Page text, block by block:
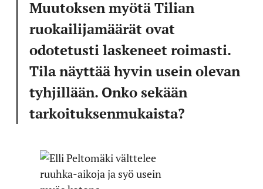
Muutoksen myötä Tilian
ruokailijamäärät ovat
odotetusti laskeneet roimasti.
Tila näyttää hyvin usein olevan
tyhjillään. Onko sekään
tarkoituksenmukaista?